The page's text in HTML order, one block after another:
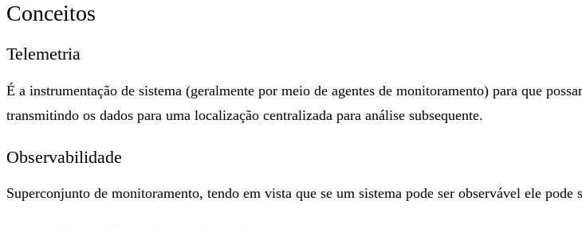
Conceitos
Telemetria
É a instrumentação de sistema (geralmente por meio de agentes de monitoramento) para que
transmitindo os dados para uma localização centralizada para análise subsequente.
Observabilidade
Superconjunto de monitoramento, tendo em vista que se um sistema pode ser observável ele